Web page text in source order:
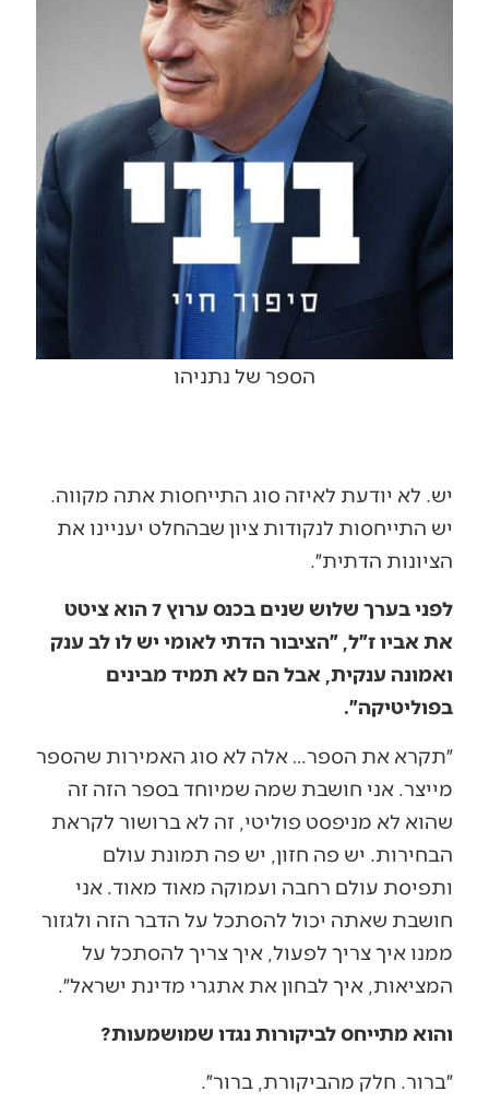
הספר של נתניהו
יש. לא יודעת לאיזה סוג התייחסות אתה מקווה.
יש התייחסות לנקודות ציון שבהחלט יעניינו את
הציונות הדתית״.
לפני בערך שלוש שנים בכנס ערוץ 7 הוא ציטט
את אביו ז״ל, ״הציבור הדתי לאומי יש לו לב ענק
ואמונה ענקית, אבל הם לא תמיד מבינים
בפוליטיקה״.
״תקרא את הספר… אלה לא סוג האמירות שהספר
מייצר. אני חושבת שמה שמיוחד בספר הזה זה
שהוא לא מניפסט פוליטי, זה לא ברושור לקראת
הבחירות. יש פה חזון, יש פה תמונת עולם
ותפיסת עולם רחבה ועמוקה מאוד מאוד. אני
חושבת שאתה יכול להסתכל על הדבר הזה ולגזור
ממנו איך צריך לפעול, איך צריך להסתכל על
המציאות, איך לבחון את אתגרי מדינת ישראל״.
והוא מתייחס לביקורות נגדו שמושמעות?
״ברור. חלק מהביקורת, ברור״.